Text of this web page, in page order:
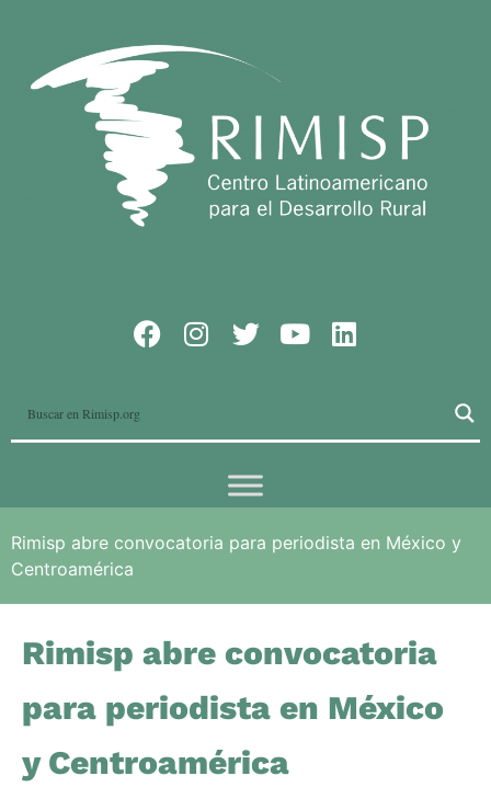
Rimisp abre convocatoria para periodista en México y
Centroamérica
Rimisp abre convocatoria
para periodista en México
y Centroamérica